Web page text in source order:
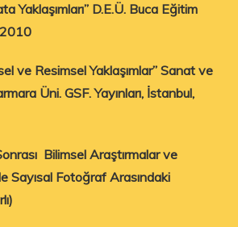
Yaklaşımları” D.E.Ü. Buca Eğitim
2010
ve Resimsel Yaklaşımlar” Sanat ve
Üni. GSF. Yayınları, İstanbul,
Bilimsel Araştırmalar ve
Sayısal Fotoğraf Arasındaki